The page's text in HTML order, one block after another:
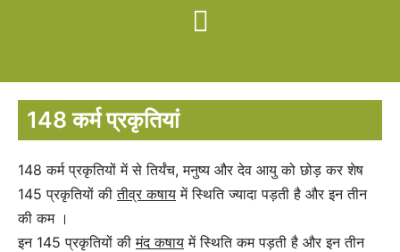
148 कर्म प्रकृतियां
148 कर्म प्रकृतियों में से तिर्यंच, मनुष्य और देव आयु को छोड़ कर शेष
145 प्रकृतियों कीतीव्र कषाय में स्थिति ज्यादा पड़ती है और इन तीन
की कम ।
इन 145 प्रकृतियों कीमंद कषाय में स्थिति कम पड़ती है और इन तीन